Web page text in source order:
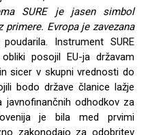
SURE je jasen simbol
Evropa je zavezana
Instrument SURE
posojil EU-ja državam
sicer v skupni vrednosti do
bodo države članice lažje
javnofinančnih odhodkov za
je bila med prvimi
zakonodajo za odobritev